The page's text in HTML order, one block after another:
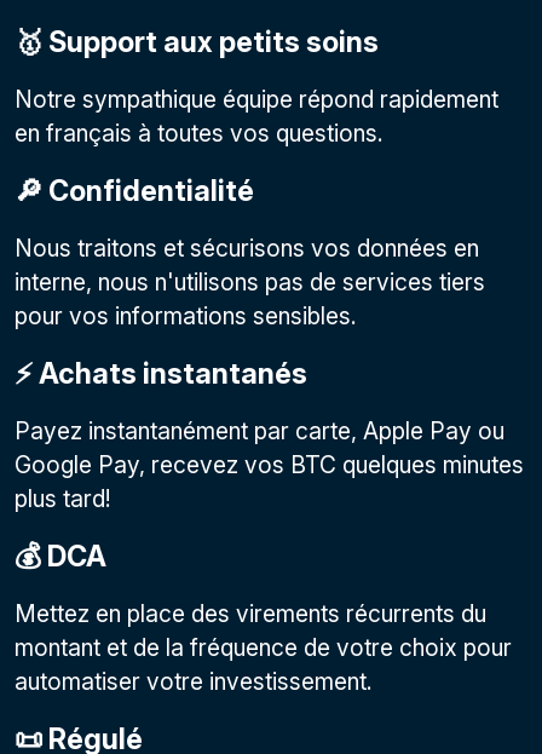
🥇 Support aux petits soins
Notre sympathique équipe répond rapidement
en français à toutes vos questions.
🔎 Confidentialité
Nous traitons et sécurisons vos données en
interne, nous n'utilisons pas de services tiers
pour vos informations sensibles.
⚡️ Achats instantanés
Payez instantanément par carte, Apple Pay ou
Google Pay, recevez vos BTC quelques minutes
plus tard!
💰 DCA
Mettez en place des virements récurrents du
montant et de la fréquence de votre choix pour
automatiser votre investissement.
📜 Régulé